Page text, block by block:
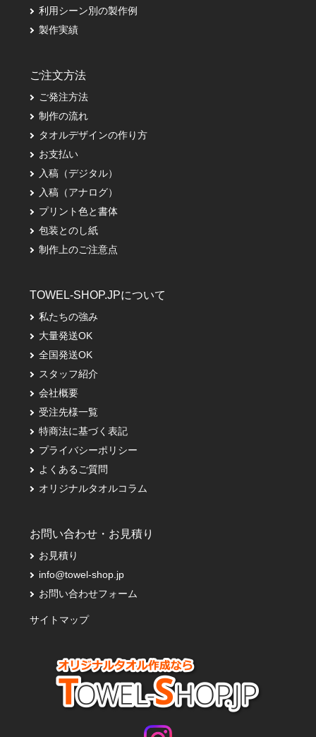
利用シーン別の製作例
製作実績
ご注文方法
ご発注方法
制作の流れ
タオルデザインの作り方
お支払い
入稿（デジタル）
入稿（アナログ）
プリント色と書体
包装とのし紙
制作上のご注意点
TOWEL-SHOP.JPについて
私たちの強み
大量発送OK
全国発送OK
スタッフ紹介
会社概要
受注先様一覧
特商法に基づく表記
プライバシーポリシー
よくあるご質問
オリジナルタオルコラム
お問い合わせ・お見積り
お見積り
info@towel-shop.jp
お問い合わせフォーム
サイトマップ